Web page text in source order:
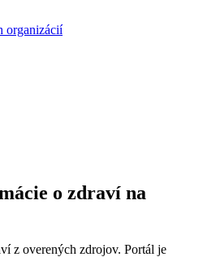
organizácií
o zdraví na
z overených zdrojov. Portál je